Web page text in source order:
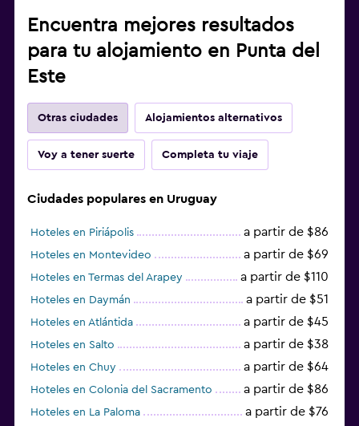
Encuentra mejores resultados
para tu alojamiento en Punta del
Este
Otras ciudades Alojamientos alternativos
Voy a tener suerte Completa tu viaje
Ciudades populares en Uruguay
Hoteles en Piriápolis a partir de $86
Hoteles en Montevideo a partir de $69
Hoteles en Termas del Arapey a partir de $110
Hoteles en Daymán a partir de $51
Hoteles en Atlántida a partir de $45
Hoteles en Salto a partir de $38
Hoteles en Chuy a partir de $64
Hoteles en Colonia del Sacramento a partir de $86
Hoteles en La Paloma a partir de $76